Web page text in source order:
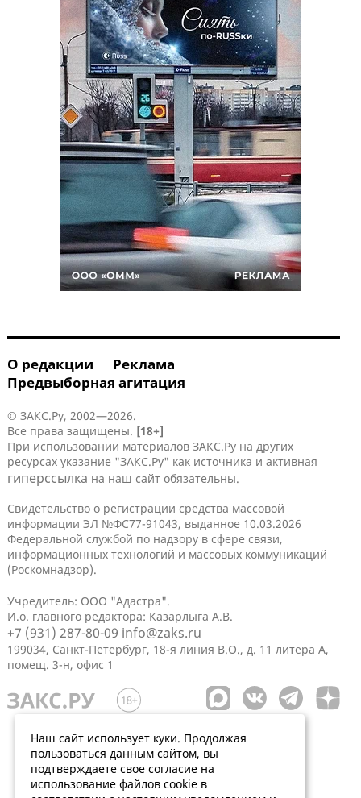
О редакции
Реклама
Предвыборная агитация
© ЗАКС.Ру, 2002—2026.
Все права защищены. [18+]
При использовании материалов ЗАКС.Ру на других
ресурсах указание "ЗАКС.Ру" как источника и активная
гиперссылка на наш сайт обязательны.
Свидетельство о регистрации средства массовой
информации ЭЛ №ФС77-91043, выданное 10.03.2026
Федеральной службой по надзору в сфере связи,
информационных технологий и массовых коммуникаций
(Роскомнадзор).
Учредитель: ООО "Адастра".
И.о. главного редактора: Казарлыга А.В.
+7 (931) 287-80-09 info@zaks.ru
199034, Санкт-Петербург, 18-я линия В.О., д. 11 литера А,
помещ. 3-н, офис 1
Наш сайт использует куки. Продолжая
пользоваться данным сайтом, вы
подтверждаете свое согласие на
использование файлов cookie в